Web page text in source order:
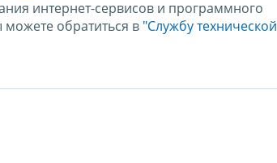
интернет-сервисов и программного
обратиться в "Службу технической